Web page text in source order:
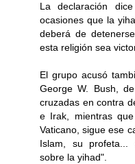
La declaración
ocasiones que la
deberá de
esta religión sea
El grupo acusó
George W. Bush,
cruzadas en contra
e Irak, mientras
Vaticano, sigue ese
Islam, su profeta...
sobre la yihad".